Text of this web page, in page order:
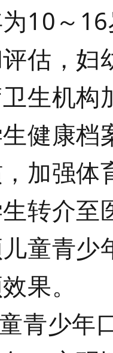
10～
估，妇
生机构
健康
加强体
转介至
童青少
果。
少年